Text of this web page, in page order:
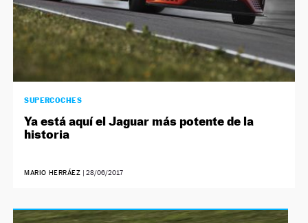
SUPERCOCHES
Ya está aquí el Jaguar más potente de la
historia
MARIO HERRÁEZ |28/06/2017